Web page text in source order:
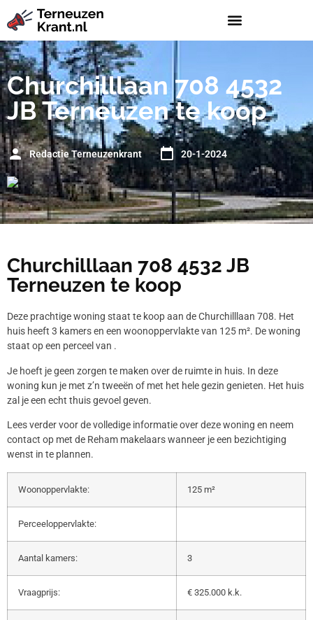
Churchilllaan 708 4532
JB Terneuzen te koop
Redactie Terneuzenkrant 20-1-2024
Churchilllaan 708 4532 JB
Terneuzen te koop
Deze prachtige woning staat te koop aan de Churchilllaan 708. Het
huis heeft 3 kamers en een woonoppervlakte van 125 m². De woning
staat op een perceel van .
Je hoeft je geen zorgen te maken over de ruimte in huis. In deze
woning kun je met z’n tweeën of met het hele gezin genieten. Het huis
zal je een echt thuis gevoel geven.
Lees verder voor de volledige informatie over deze woning en neem
contact op met de Reham makelaars wanneer je een bezichtiging
wenst in te plannen.
Woonoppervlakte: 125 m²
Perceeloppervlakte:
Aantal kamers: 3
Vraagprijs: € 325.000 k.k.